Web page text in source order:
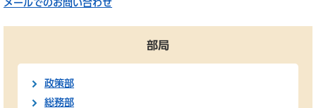
メールでのお問い合わせ
部局
政策部
総務部